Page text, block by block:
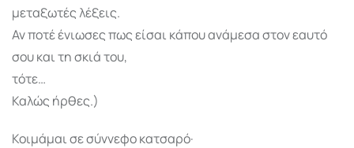
μεταξωτές λέξεις.
Αν ποτέ ένιωσες πως είσαι κάπου ανάμεσα στον εαυτό
σου και τη σκιά του,
τότε…
Καλώς ήρθες.)
Κοιμάμαι σε σύννεφο κατσαρό·